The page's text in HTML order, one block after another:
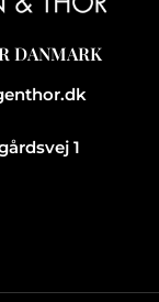
DANMARK
1